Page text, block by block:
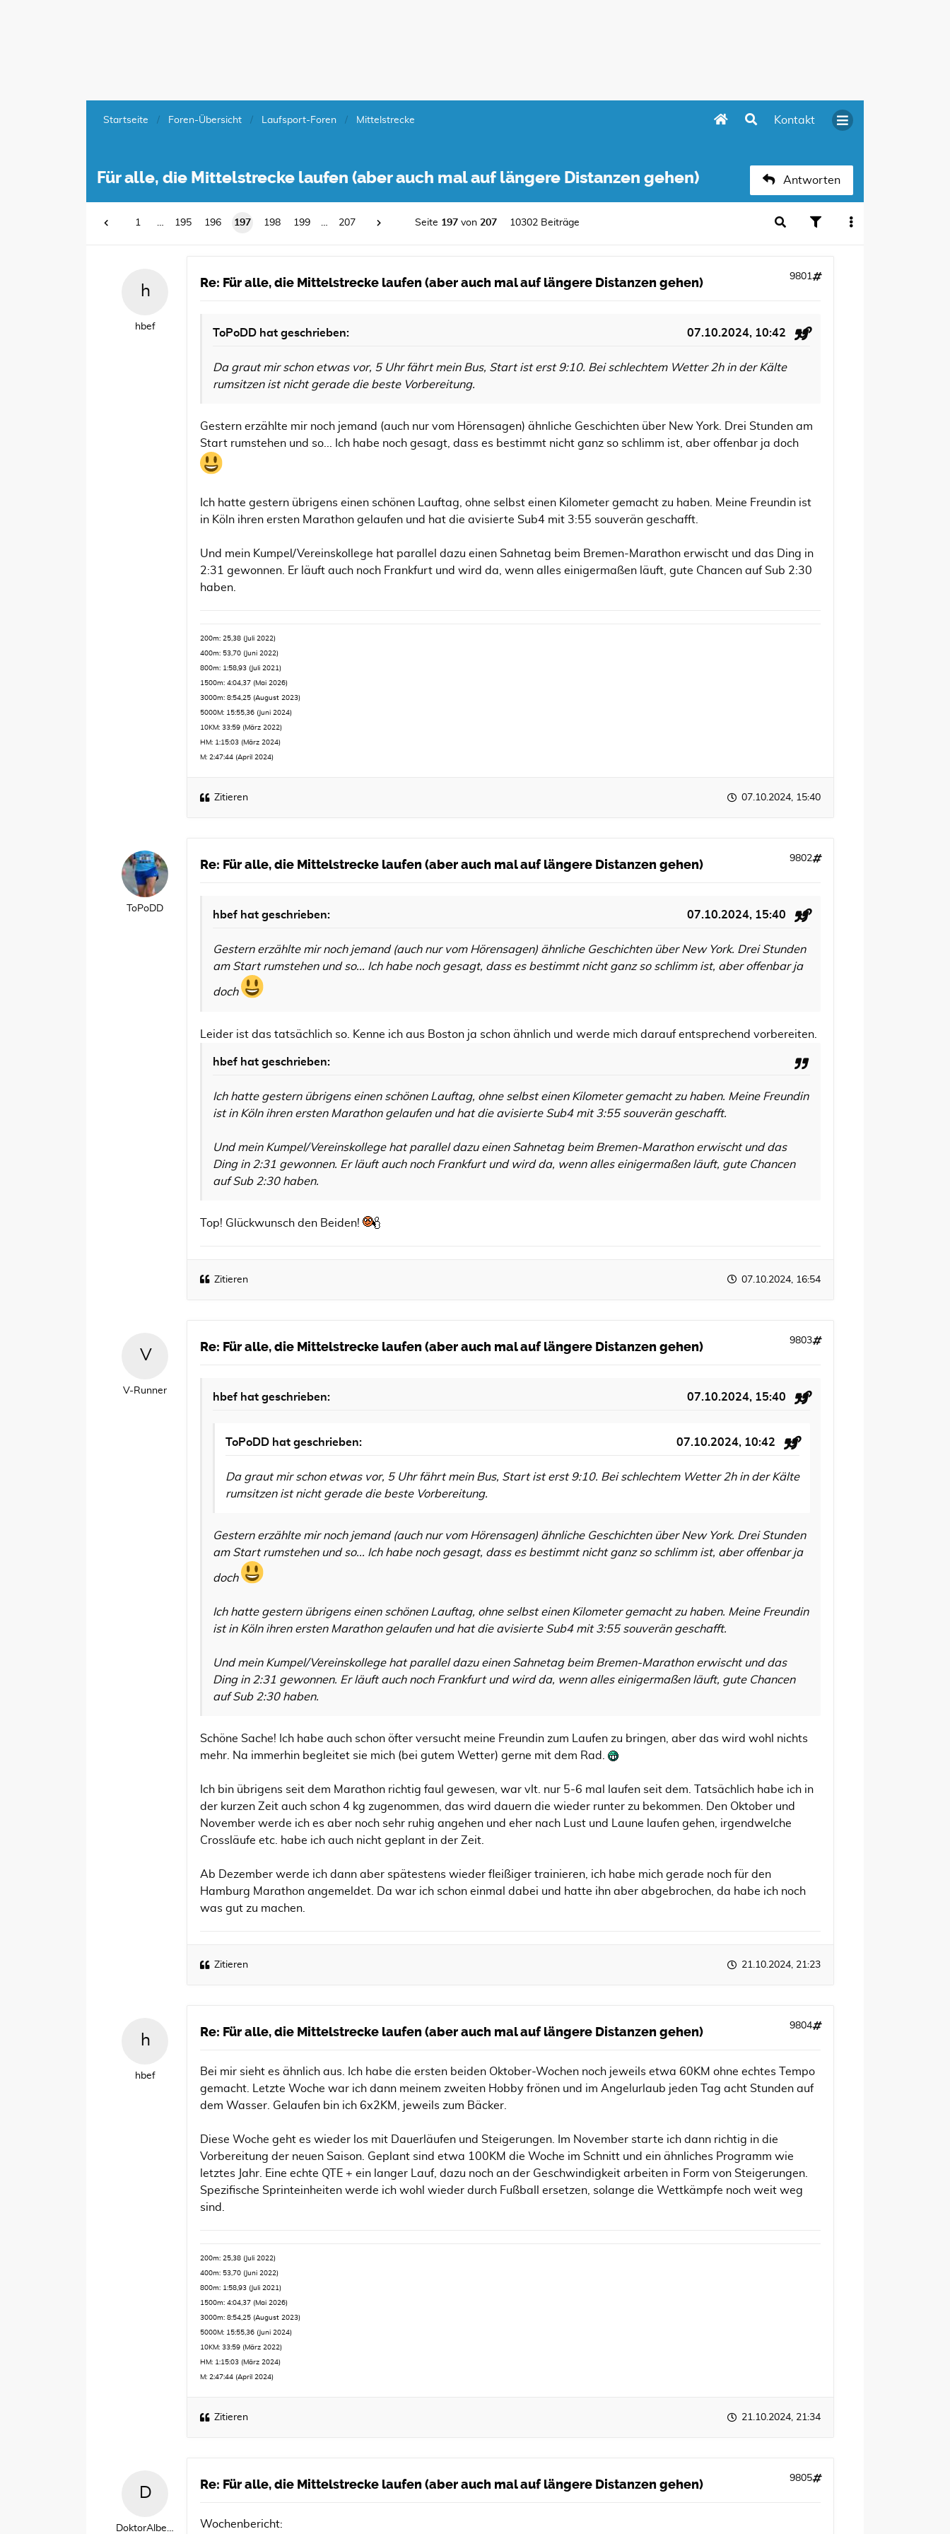
Kontakt
Startseite Foren-Übersicht Laufsport-Foren Mittelstrecke
Für alle, die Mittelstrecke laufen (aber auch mal auf längere Distanzen gehen) Antworten
1 … 195 196 197 198 199 … 207 Seite 197 von 207 10302 Beiträge
hbef
Re: Für alle, die Mittelstrecke laufen (aber auch mal auf längere Distanzen gehen) 9801
ToPoDD hat geschrieben: 07.10.2024, 10:42
Da graut mir schon etwas vor, 5 Uhr fährt mein Bus, Start ist erst 9:10. Bei schlechtem Wetter 2h in der Kälte
rumsitzen ist nicht gerade die beste Vorbereitung.
Gestern erzählte mir noch jemand (auch nur vom Hörensagen) ähnliche Geschichten über New York. Drei Stunden am
Start rumstehen und so... Ich habe noch gesagt, dass es bestimmt nicht ganz so schlimm ist, aber offenbar ja doch
Ich hatte gestern übrigens einen schönen Lauftag, ohne selbst einen Kilometer gemacht zu haben. Meine Freundin ist
in Köln ihren ersten Marathon gelaufen und hat die avisierte Sub4 mit 3:55 souverän geschafft.
Und mein Kumpel/Vereinskollege hat parallel dazu einen Sahnetag beim Bremen-Marathon erwischt und das Ding in
2:31 gewonnen. Er läuft auch noch Frankfurt und wird da, wenn alles einigermaßen läuft, gute Chancen auf Sub 2:30
haben.
200m: 25,38 (Juli 2022)
400m: 53,70 (Juni 2022)
800m: 1:58,93 (Juli 2021)
1500m: 4:04,37 (Mai 2026)
3000m: 8:54,25 (August 2023)
5000M: 15:55,36 (Juni 2024)
10KM: 33:59 (März 2022)
HM: 1:15:03 (März 2024)
M: 2:47:44 (April 2024)
Zitieren 07.10.2024, 15:40
ToPoDD
Re: Für alle, die Mittelstrecke laufen (aber auch mal auf längere Distanzen gehen) 9802
hbef hat geschrieben: 07.10.2024, 15:40
Gestern erzählte mir noch jemand (auch nur vom Hörensagen) ähnliche Geschichten über New York. Drei Stunden
am Start rumstehen und so... Ich habe noch gesagt, dass es bestimmt nicht ganz so schlimm ist, aber offenbar ja
doch
Leider ist das tatsächlich so. Kenne ich aus Boston ja schon ähnlich und werde mich darauf entsprechend vorbereiten.
hbef hat geschrieben:
Ich hatte gestern übrigens einen schönen Lauftag, ohne selbst einen Kilometer gemacht zu haben. Meine Freundin
ist in Köln ihren ersten Marathon gelaufen und hat die avisierte Sub4 mit 3:55 souverän geschafft.
Und mein Kumpel/Vereinskollege hat parallel dazu einen Sahnetag beim Bremen-Marathon erwischt und das
Ding in 2:31 gewonnen. Er läuft auch noch Frankfurt und wird da, wenn alles einigermaßen läuft, gute Chancen
auf Sub 2:30 haben.
Top! Glückwunsch den Beiden!
Zitieren 07.10.2024, 16:54
V-Runner
Re: Für alle, die Mittelstrecke laufen (aber auch mal auf längere Distanzen gehen) 9803
hbef hat geschrieben: 07.10.2024, 15:40
ToPoDD hat geschrieben: 07.10.2024, 10:42
Da graut mir schon etwas vor, 5 Uhr fährt mein Bus, Start ist erst 9:10. Bei schlechtem Wetter 2h in der Kälte
rumsitzen ist nicht gerade die beste Vorbereitung.
Gestern erzählte mir noch jemand (auch nur vom Hörensagen) ähnliche Geschichten über New York. Drei Stunden
am Start rumstehen und so... Ich habe noch gesagt, dass es bestimmt nicht ganz so schlimm ist, aber offenbar ja
doch
Ich hatte gestern übrigens einen schönen Lauftag, ohne selbst einen Kilometer gemacht zu haben. Meine Freundin
ist in Köln ihren ersten Marathon gelaufen und hat die avisierte Sub4 mit 3:55 souverän geschafft.
Und mein Kumpel/Vereinskollege hat parallel dazu einen Sahnetag beim Bremen-Marathon erwischt und das
Ding in 2:31 gewonnen. Er läuft auch noch Frankfurt und wird da, wenn alles einigermaßen läuft, gute Chancen
auf Sub 2:30 haben.
Schöne Sache! Ich habe auch schon öfter versucht meine Freundin zum Laufen zu bringen, aber das wird wohl nichts
mehr. Na immerhin begleitet sie mich (bei gutem Wetter) gerne mit dem Rad.
Ich bin übrigens seit dem Marathon richtig faul gewesen, war vlt. nur 5-6 mal laufen seit dem. Tatsächlich habe ich in
der kurzen Zeit auch schon 4 kg zugenommen, das wird dauern die wieder runter zu bekommen. Den Oktober und
November werde ich es aber noch sehr ruhig angehen und eher nach Lust und Laune laufen gehen, irgendwelche
Crossläufe etc. habe ich auch nicht geplant in der Zeit.
Ab Dezember werde ich dann aber spätestens wieder fleißiger trainieren, ich habe mich gerade noch für den
Hamburg Marathon angemeldet. Da war ich schon einmal dabei und hatte ihn aber abgebrochen, da habe ich noch
was gut zu machen.
Zitieren 21.10.2024, 21:23
hbef
Re: Für alle, die Mittelstrecke laufen (aber auch mal auf längere Distanzen gehen) 9804
Bei mir sieht es ähnlich aus. Ich habe die ersten beiden Oktober-Wochen noch jeweils etwa 60KM ohne echtes Tempo
gemacht. Letzte Woche war ich dann meinem zweiten Hobby frönen und im Angelurlaub jeden Tag acht Stunden auf
dem Wasser. Gelaufen bin ich 6x2KM, jeweils zum Bäcker.
Diese Woche geht es wieder los mit Dauerläufen und Steigerungen. Im November starte ich dann richtig in die
Vorbereitung der neuen Saison. Geplant sind etwa 100KM die Woche im Schnitt und ein ähnliches Programm wie
letztes Jahr. Eine echte QTE + ein langer Lauf, dazu noch an der Geschwindigkeit arbeiten in Form von Steigerungen.
Spezifische Sprinteinheiten werde ich wohl wieder durch Fußball ersetzen, solange die Wettkämpfe noch weit weg
sind.
200m: 25,38 (Juli 2022)
400m: 53,70 (Juni 2022)
800m: 1:58,93 (Juli 2021)
1500m: 4:04,37 (Mai 2026)
3000m: 8:54,25 (August 2023)
5000M: 15:55,36 (Juni 2024)
10KM: 33:59 (März 2022)
HM: 1:15:03 (März 2024)
M: 2:47:44 (April 2024)
Zitieren 21.10.2024, 21:34
DoktorAlbern
Re: Für alle, die Mittelstrecke laufen (aber auch mal auf längere Distanzen gehen) 9805
Wochenbericht: